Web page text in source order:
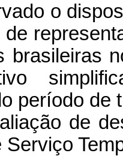
o
brasileiras
período de
de